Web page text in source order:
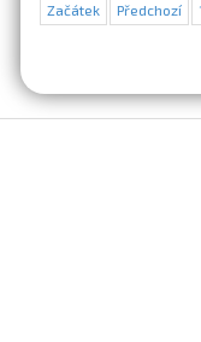
Začátek Předchozí